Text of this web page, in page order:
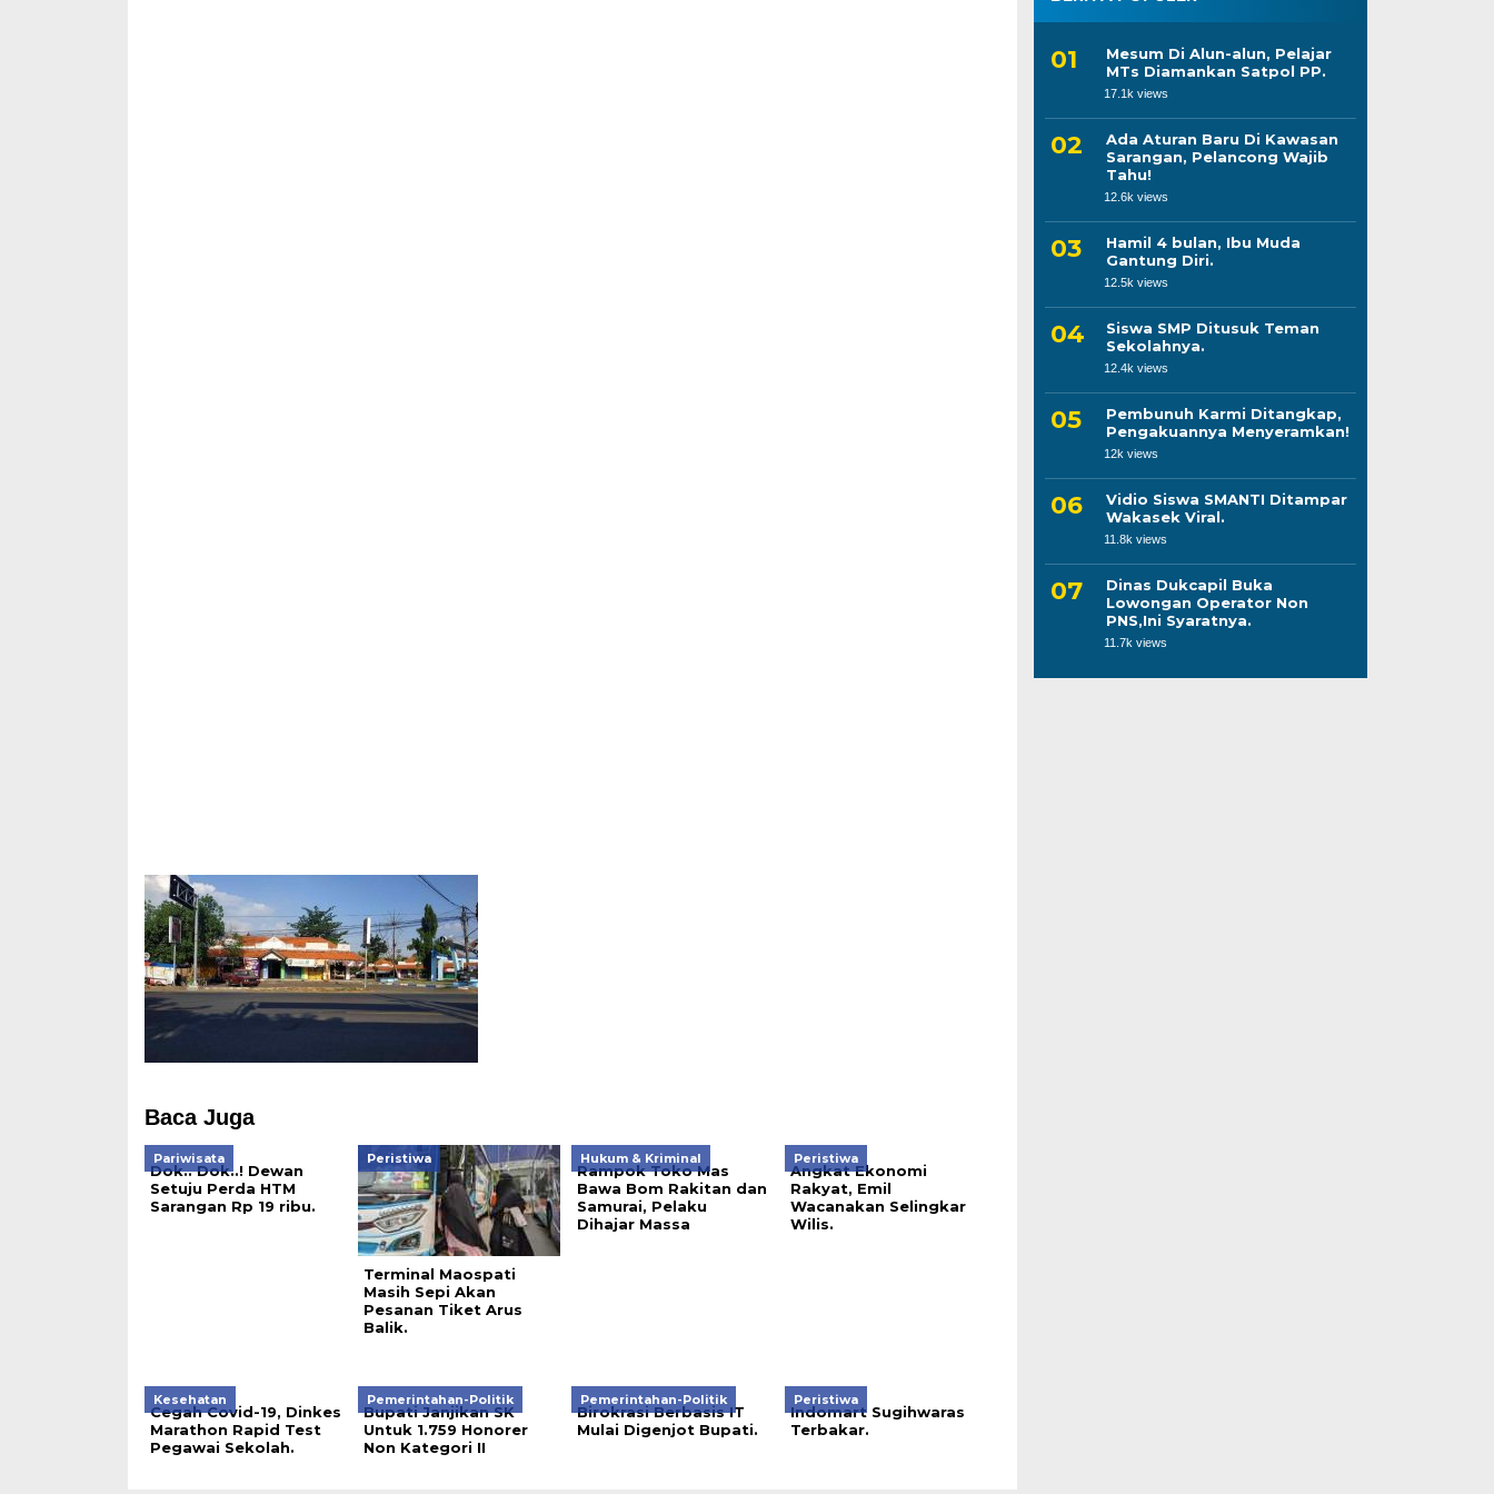
Baca Juga
Pariwisata
Dok.. Dok..! Dewan
Setuju Perda HTM
Sarangan Rp 19 ribu.
Peristiwa
Terminal Maospati
Masih Sepi Akan
Pesanan Tiket Arus
Balik.
Hukum & Kriminal
Rampok Toko Mas
Bawa Bom Rakitan dan
Samurai, Pelaku
Dihajar Massa
Peristiwa
Angkat Ekonomi
Rakyat, Emil
Wacanakan Selingkar
Wilis.
Kesehatan
Cegah Covid-19, Dinkes
Marathon Rapid Test
Pegawai Sekolah.
Pemerintahan-Politik
Bupati Janjikan SK
Untuk 1.759 Honorer
Non Kategori II
Pemerintahan-Politik
Birokrasi Berbasis IT
Mulai Digenjot Bupati.
Peristiwa
Indomart Sugihwaras
Terbakar.
Mesum Di Alun-alun, Pelajar
MTs Diamankan Satpol PP.
17.1k views
Ada Aturan Baru Di Kawasan
Sarangan, Pelancong Wajib
Tahu!
12.6k views
Hamil 4 bulan, Ibu Muda
Gantung Diri.
12.5k views
Siswa SMP Ditusuk Teman
Sekolahnya.
12.4k views
Pembunuh Karmi Ditangkap,
Pengakuannya Menyeramkan!
12k views
Vidio Siswa SMANTI Ditampar
Wakasek Viral.
11.8k views
Dinas Dukcapil Buka
Lowongan Operator Non
PNS,Ini Syaratnya.
11.7k views